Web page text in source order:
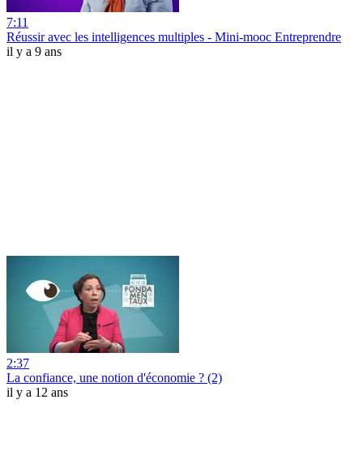
7:11
Réussir avec les intelligences multiples - Mini-mooc Entreprendre
il y a 9 ans
2:37
La confiance, une notion d'économie ? (2)
il y a 12 ans